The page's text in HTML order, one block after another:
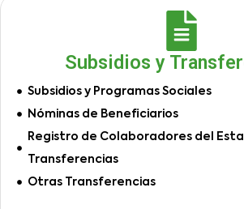
Subsidios y
Subsidios y Programas Sociales
Nóminas de Beneficiarios
Registro de Colaboradores del
Transferencias
Otras Transferencias